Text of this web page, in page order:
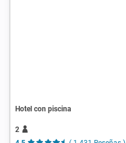
Hotel con piscina
2